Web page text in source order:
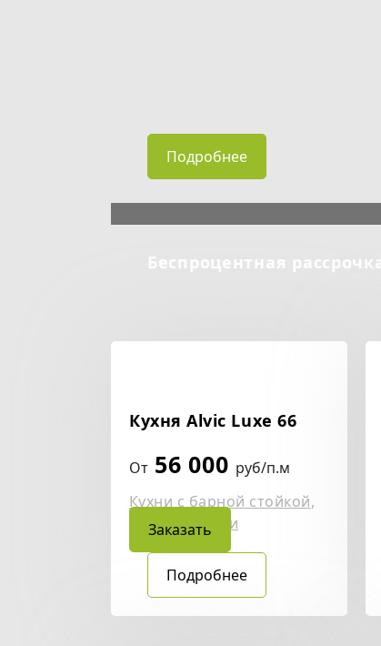
Беспроцентная рассрочка
Подробнее
Кухня Alvic Luxe 66
От 56 000 руб/п.м
Кухни с барной стойкой,
Угловые кухни
Заказать
Подробнее